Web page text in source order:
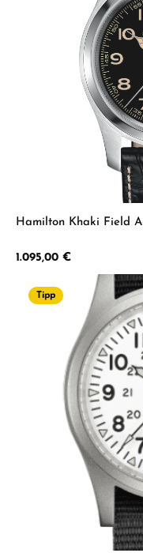
Hamilton Khaki Field
Regulärer Preis:
1.095,00 €
Tipp